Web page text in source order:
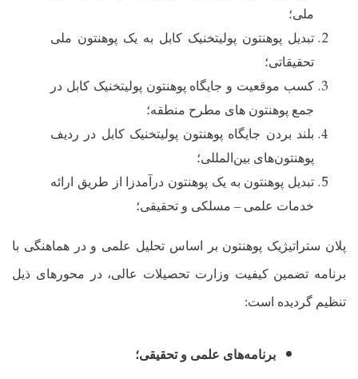
ملی؛
تبدیل پوهنتون پولی‏تخنیک کابل به یک پوهنتون ملی
تحقیقاتی؛
کسب موقعیت و جایگاه پوهنتون پولی‏تخنیک کابل در
جمع پوهنتون های مطرح منطقه؛
بلند بردن جایگاه پوهنتون پولی‏تخنیک کابل در ردیف
پوهنتونهای بین‌المللی؛
تبدیل پوهنتون به یک پوهنتون درآمدزا از طریق ارائه
خدمات علمی – مسلکی و تحقیقی؛
پلان ستراتیژیک پوهنتون بر اساس تحلیل علمی و در هماهنگی با
برنامه تضمین کیفیت وزارت تحصیلات عالی، در محورهای ذیل
تنظیم گردیده است:
برنامه‌های علمی و تحقیقی؛